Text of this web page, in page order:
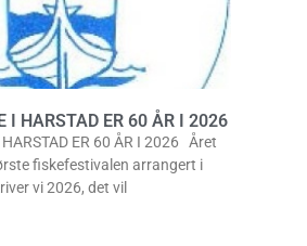
I HARSTAD ER 60 ÅR I 2026
HARSTAD ER 60 ÅR I 2026 Året
fiskefestivalen arrangert i
vi 2026, det vil